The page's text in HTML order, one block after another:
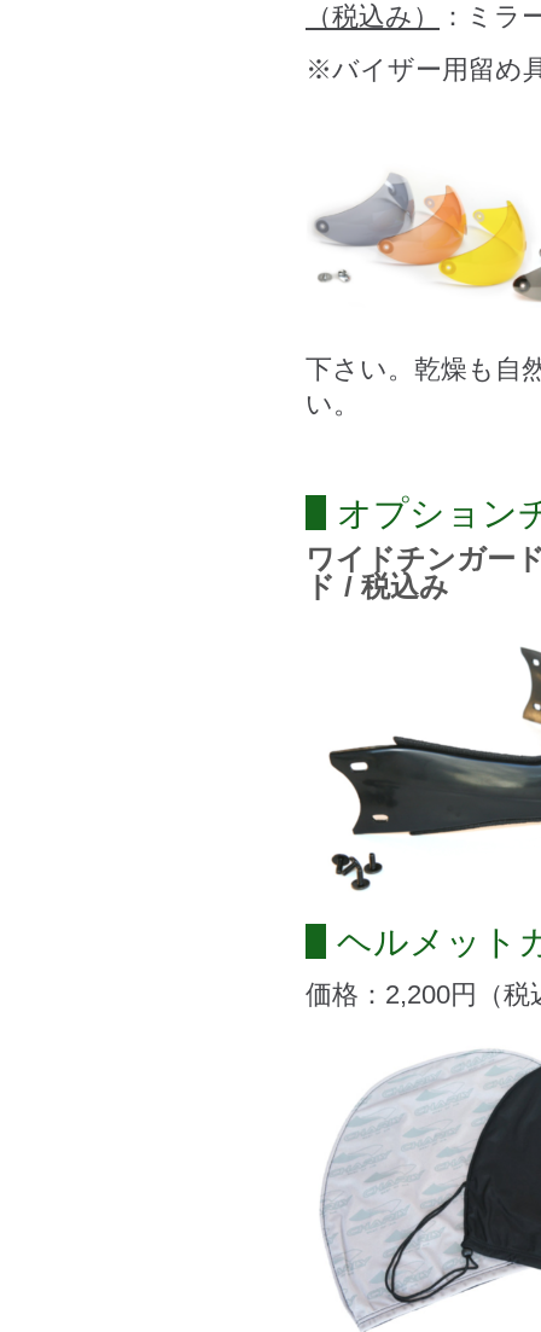
（税込み）
：ミラ
※バイザー用留め
下さい。乾燥も自
い。
オプション
ワイドチ
ド / 税込み
ヘルメット
価格：2,200円（税